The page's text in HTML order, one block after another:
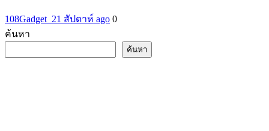
108Gadget_21 สัปดาห์ ago 0
ค้นหา
ค้นหา